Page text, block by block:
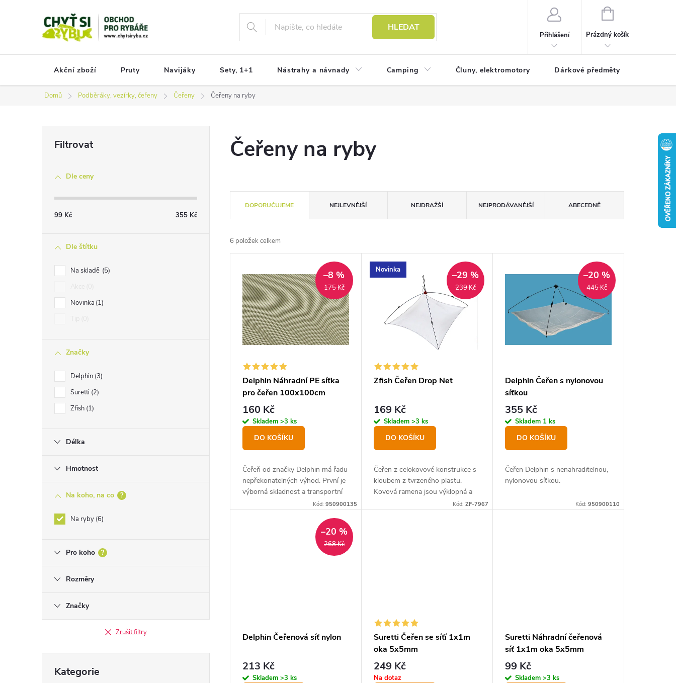
HLEDAT
Přihlášení
NÁKUPNÍ
Prázdný košík
Akční zboží Pruty Navijáky Sety, 1+1 Nástrahy a návnady Camping Čluny, elektromotory Dárkové předměty
Domů Podběráky, vezírky, čeřeny Čeřeny Čeřeny na ryby
Dle ceny
99 Kč 355 Kč
Dle štítku
Na skladě 5
Novinka 1
Značky
Delphin 3
Suretti 2
Zfish 1
Délka
Hmotnost
Na koho, na co ?
Na ryby 6
Pro koho ?
Rozměry
Značky
Zrušit filtry
kategorie
Kategorie
Čeřeny na ryby
a
z
e
DOPORUČUJEME NEJLEVNĚJŠÍ NEJDRAŽŠÍ NEJPRODÁVANĚJŠÍ ABECEDNĚ
6 položek celkem
175 Kč
–8 %
Delphin Náhradní PE síťka
pro čeřen 100x100cm
160 Kč
Skladem >3 ks
DO KOŠÍKU
Čeřeň od značky Delphin má řadu
nepřekonatelných výhod. První je
výborná skladnost a transportní
velikost, další je použití PE síťky.
Kód: 950900135
Novinka
239 Kč
–29 %
Zfish Čeřen Drop Net
169 Kč
Skladem >3 ks
DO KOŠÍKU
Čeřen z celokovové konstrukce s
kloubem z tvrzeného plastu.
Kovová ramena jsou výklopná a
při vypnutí sítě nehrozí nebezpečí
Kód: ZF-7967
445 Kč
–20 %
Delphin Čeřen s nylonovou
síťkou
355 Kč
Skladem 1 ks
DO KOŠÍKU
Čeřen Delphin s nenahraditelnou,
nylonovou síťkou.
Kód: 950900110
268 Kč
–20 %
Delphin Čeřenová síť nylon
213 Kč
Skladem >3 ks
Suretti Čeřen se síťí 1x1m
oka 5x5mm
249 Kč
Na dotaz
Suretti Náhradní čeřenová
síť 1x1m oka 5x5mm
99 Kč
Skladem >3 ks